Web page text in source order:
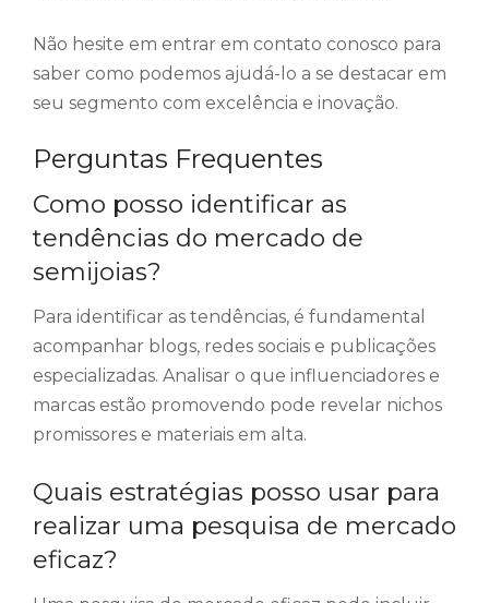
Não hesite em entrar em contato conosco para
saber como podemos ajudá-lo a se destacar em
seu segmento com excelência e inovação.
Perguntas Frequentes
Como posso identificar as
tendências do mercado de
semijoias?
Para identificar as tendências, é fundamental
acompanhar blogs, redes sociais e publicações
especializadas. Analisar o que influenciadores e
marcas estão promovendo pode revelar nichos
promissores e materiais em alta.
Quais estratégias posso usar para
realizar uma pesquisa de mercado
eficaz?